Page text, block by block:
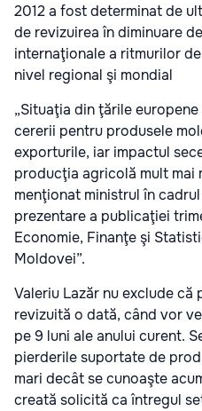
2012 a fost determinat de
de revizuirea în diminuare
internaţionale a ritmurilor
nivel regional şi mondial
„Situaţia din ţările
cererii pentru produsele
exporturile, iar impactul
producţia agricolă mult mai
menţionat ministrul în
prezentare a publicaţiei
Economie, Finanţe şi
Moldovei”.
Valeriu Lazăr nu exclude că
revizuită o dată, când vor
pe 9 luni ale anului curent.
pierderile suportate de
mari decât se cunoaşte
creată solicită ca întregul